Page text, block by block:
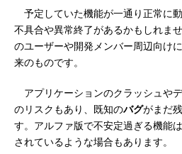
予定していた機能が一通り正常に
不具合や異常終了があるかもしれま
のユーザーや開発メンバー周辺向け
来のものです。
アプリケーションのクラッシュや
のリスクもあり、既知のバグがまだ
す。アルファ版で不安定過ぎる機能
されているような場合もあります。